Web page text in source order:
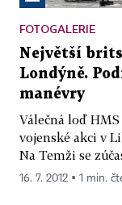
FOTOGALERIE
Největší
Londýně.
manévry
Válečná loď
vojenské akci v
Na Temži se
16. 7. 2012 ▪ 1 min.